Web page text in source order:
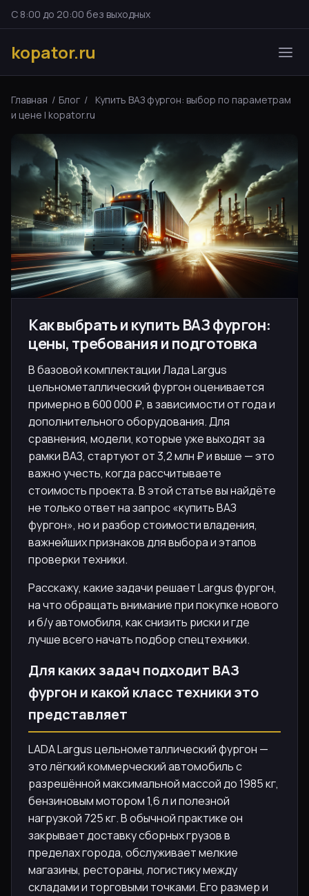
С 8:00 до 20:00 без выходных
kopator.ru
Главная / Блог /
Купить ВАЗ фургон: выбор по параметрам
и цене | kopator.ru
Как выбрать и купить ВАЗ фургон:
цены, требования и подготовка
В базовой комплектации Лада Largus
цельнометаллический фургон оценивается
примерно в 600 000 ₽, в зависимости от года и
дополнительного оборудования. Для
сравнения, модели, которые уже выходят за
рамки ВАЗ, стартуют от 3,2 млн ₽ и выше — это
важно учесть, когда рассчитываете
стоимость проекта. В этой статье вы найдёте
не только ответ на запрос «купить ВАЗ
фургон», но и разбор стоимости владения,
важнейших признаков для выбора и этапов
проверки техники.
Расскажу, какие задачи решает Largus фургон,
на что обращать внимание при покупке нового
и б/у автомобиля, как снизить риски и где
лучше всего начать подбор спецтехники.
Для каких задач подходит ВАЗ
фургон и какой класс техники это
представляет
LADA Largus цельнометаллический фургон —
это лёгкий коммерческий автомобиль с
разрешённой максимальной массой до 1985 кг,
бензиновым мотором 1,6 л и полезной
нагрузкой 725 кг. В обычной практике он
закрывает доставку сборных грузов в
пределах города, обслуживает мелкие
магазины, рестораны, логистику между
складами и торговыми точками. Его размер и